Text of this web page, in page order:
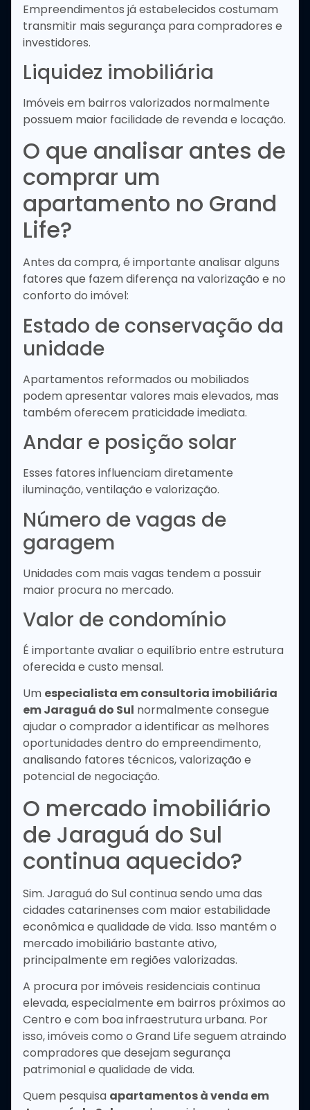
Empreendimentos já estabelecidos costumam
transmitir mais segurança para compradores e
investidores.
Liquidez imobiliária
Imóveis em bairros valorizados normalmente
possuem maior facilidade de revenda e locação.
O que analisar antes de
comprar um
apartamento no Grand
Life?
Antes da compra, é importante analisar alguns
fatores que fazem diferença na valorização e no
conforto do imóvel:
Estado de conservação da
unidade
Apartamentos reformados ou mobiliados
podem apresentar valores mais elevados, mas
também oferecem praticidade imediata.
Andar e posição solar
Esses fatores influenciam diretamente
iluminação, ventilação e valorização.
Número de vagas de
garagem
Unidades com mais vagas tendem a possuir
maior procura no mercado.
Valor de condomínio
É importante avaliar o equilíbrio entre estrutura
oferecida e custo mensal.
Um especialista em consultoria imobiliária
em Jaraguá do Sul normalmente consegue
ajudar o comprador a identificar as melhores
oportunidades dentro do empreendimento,
analisando fatores técnicos, valorização e
potencial de negociação.
O mercado imobiliário
de Jaraguá do Sul
continua aquecido?
Sim. Jaraguá do Sul continua sendo uma das
cidades catarinenses com maior estabilidade
econômica e qualidade de vida. Isso mantém o
mercado imobiliário bastante ativo,
principalmente em regiões valorizadas.
A procura por imóveis residenciais continua
elevada, especialmente em bairros próximos ao
Centro e com boa infraestrutura urbana. Por
isso, imóveis como o Grand Life seguem atraindo
compradores que desejam segurança
patrimonial e qualidade de vida.
Quem pesquisa apartamentos à venda em